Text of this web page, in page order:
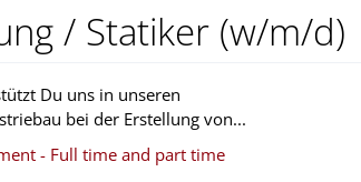
/ Statiker (w/m/d)
Du uns in unseren
bei der Erstellung von...
- Full time and part time